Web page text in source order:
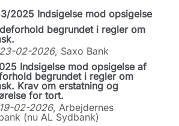
2025 Indsigelse mod opsigelse
begrundet i regler om
02-2026, Saxo Bank
Indsigelse mod opsigelse af
begrundet i regler om
Krav om erstatning og
for tort.
02-2026, Arbejdernes
(nu AL Sydbank)